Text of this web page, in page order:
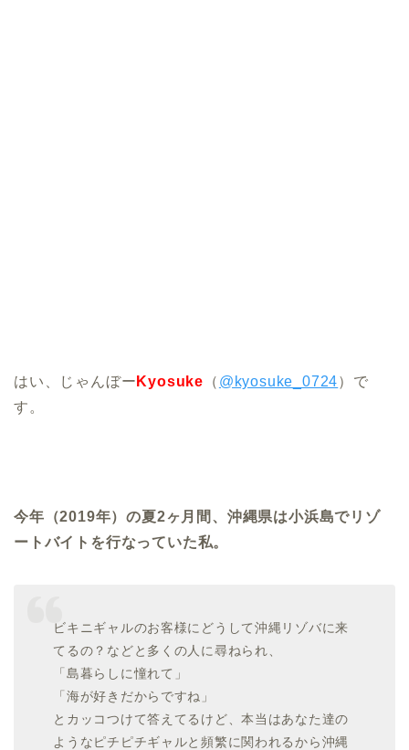
はい、じゃんぼー Kyosuke （ @kyosuke_0724）で
す。
今年（2019年）の夏2ヶ月間、沖縄県は小浜島でリゾ
ートバイトを行なっていた私。
ビキニギャルのお客様にどうして沖縄リゾバに来
てるの？などと多くの人に尋ねられ、
「島暮らしに憧れて」
「海が好きだからですね」
とカッコつけて答えてるけど、本当はあなた達の
ようなピチピチギャルと頻繁に関われるから沖縄